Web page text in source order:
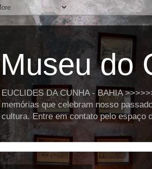
Museu do
EUCLIDES DA CUNHA - BAHIA
memórias que celebram nosso
cultura. Entre em contato pelo espaço